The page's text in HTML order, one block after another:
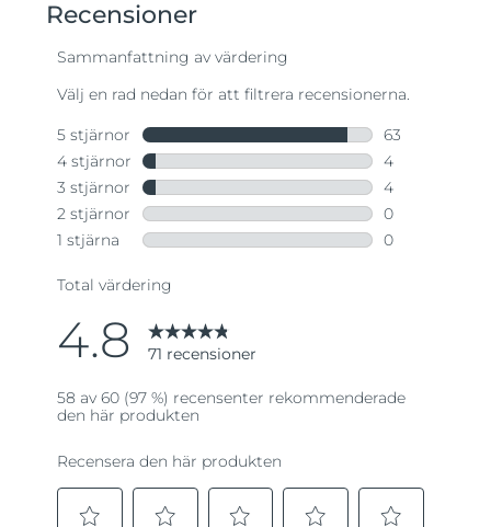
genomsnittligt
betyg.
Länk
samma
sida.